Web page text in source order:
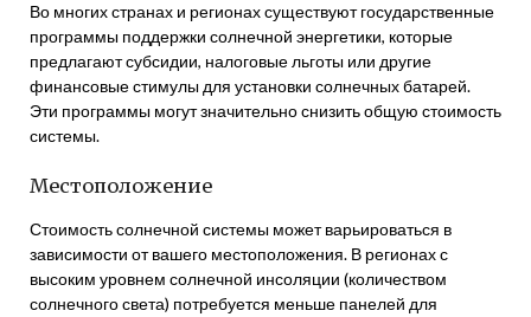
Во многих странах и регионах существуют государственные
программы поддержки солнечной энергетики, которые
предлагают субсидии, налоговые льготы или другие
финансовые стимулы для установки солнечных батарей.
Эти программы могут значительно снизить общую стоимость
системы.
Местоположение
Стоимость солнечной системы может варьироваться в
зависимости от вашего местоположения. В регионах с
высоким уровнем солнечной инсоляции (количеством
солнечного света) потребуется меньше панелей для